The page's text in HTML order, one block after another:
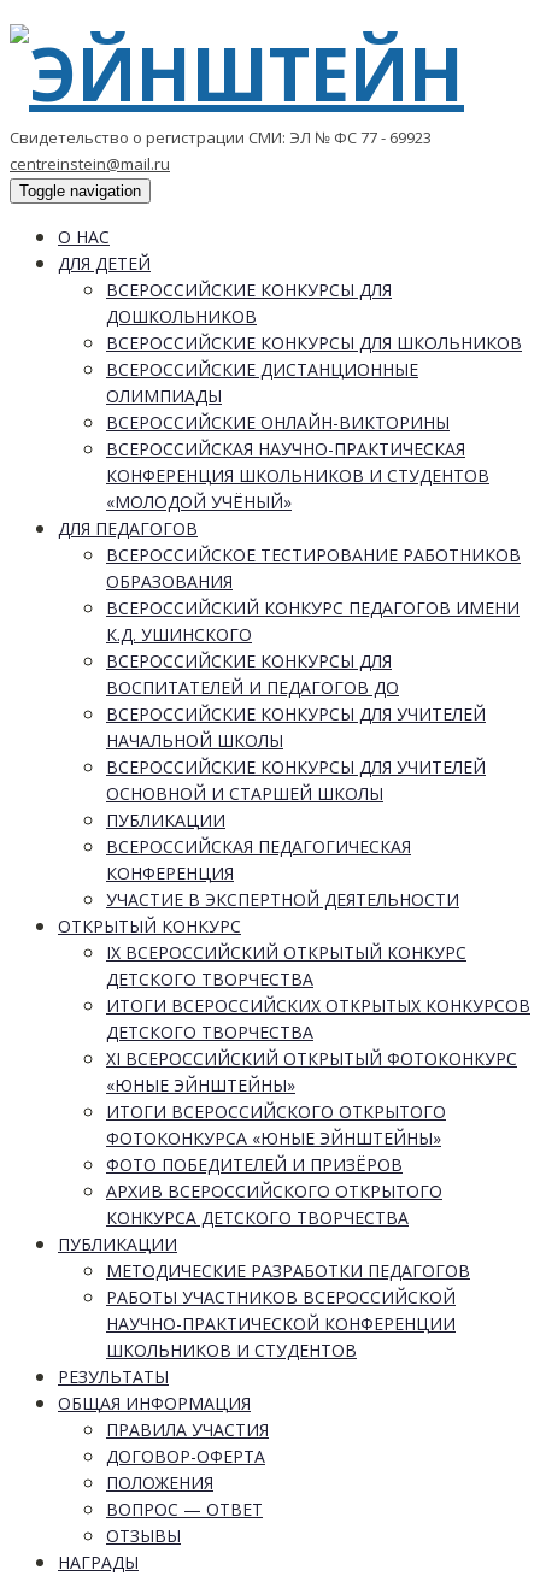
Свидетельство о регистрации СМИ: ЭЛ № ФС 77 - 69923
centreinstein@mail.ru
Toggle navigation
О НАС
ДЛЯ ДЕТЕЙ
ВСЕРОССИЙСКИЕ КОНКУРСЫ ДЛЯ
ДОШКОЛЬНИКОВ
ВСЕРОССИЙСКИЕ КОНКУРСЫ ДЛЯ ШКОЛЬНИКОВ
ВСЕРОССИЙСКИЕ ДИСТАНЦИОННЫЕ
ОЛИМПИАДЫ
ВСЕРОССИЙСКИЕ ОНЛАЙН-ВИКТОРИНЫ
ВСЕРОССИЙСКАЯ НАУЧНО-ПРАКТИЧЕСКАЯ
КОНФЕРЕНЦИЯ ШКОЛЬНИКОВ И СТУДЕНТОВ
«МОЛОДОЙ УЧЁНЫЙ»
ДЛЯ ПЕДАГОГОВ
ВСЕРОССИЙСКОЕ ТЕСТИРОВАНИЕ РАБОТНИКОВ
ОБРАЗОВАНИЯ
ВСЕРОССИЙСКИЙ КОНКУРС ПЕДАГОГОВ ИМЕНИ
К.Д. УШИНСКОГО
ВСЕРОССИЙСКИЕ КОНКУРСЫ ДЛЯ
ВОСПИТАТЕЛЕЙ И ПЕДАГОГОВ ДО
ВСЕРОССИЙСКИЕ КОНКУРСЫ ДЛЯ УЧИТЕЛЕЙ
НАЧАЛЬНОЙ ШКОЛЫ
ВСЕРОССИЙСКИЕ КОНКУРСЫ ДЛЯ УЧИТЕЛЕЙ
ОСНОВНОЙ И СТАРШЕЙ ШКОЛЫ
ПУБЛИКАЦИИ
ВСЕРОССИЙСКАЯ ПЕДАГОГИЧЕСКАЯ
КОНФЕРЕНЦИЯ
УЧАСТИЕ В ЭКСПЕРТНОЙ ДЕЯТЕЛЬНОСТИ
ОТКРЫТЫЙ КОНКУРС
IX ВСЕРОССИЙСКИЙ ОТКРЫТЫЙ КОНКУРС
ДЕТСКОГО ТВОРЧЕСТВА
ИТОГИ ВСЕРОССИЙСКИХ ОТКРЫТЫХ КОНКУРСОВ
ДЕТСКОГО ТВОРЧЕСТВА
XI ВСЕРОССИЙСКИЙ ОТКРЫТЫЙ ФОТОКОНКУРС
«ЮНЫЕ ЭЙНШТЕЙНЫ»
ИТОГИ ВСЕРОССИЙСКОГО ОТКРЫТОГО
ФОТОКОНКУРСА «ЮНЫЕ ЭЙНШТЕЙНЫ»
ФОТО ПОБЕДИТЕЛЕЙ И ПРИЗЁРОВ
АРХИВ ВСЕРОССИЙСКОГО ОТКРЫТОГО
КОНКУРСА ДЕТСКОГО ТВОРЧЕСТВА
ПУБЛИКАЦИИ
МЕТОДИЧЕСКИЕ РАЗРАБОТКИ ПЕДАГОГОВ
РАБОТЫ УЧАСТНИКОВ ВСЕРОССИЙСКОЙ
НАУЧНО-ПРАКТИЧЕСКОЙ КОНФЕРЕНЦИИ
ШКОЛЬНИКОВ И СТУДЕНТОВ
РЕЗУЛЬТАТЫ
ОБЩАЯ ИНФОРМАЦИЯ
ПРАВИЛА УЧАСТИЯ
ДОГОВОР-ОФЕРТА
ПОЛОЖЕНИЯ
ВОПРОС — ОТВЕТ
ОТЗЫВЫ
НАГРАДЫ